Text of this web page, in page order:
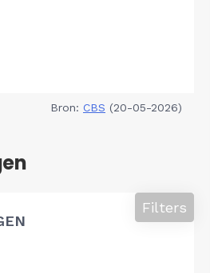
Bron: CBS (20-05-2026)
Filters